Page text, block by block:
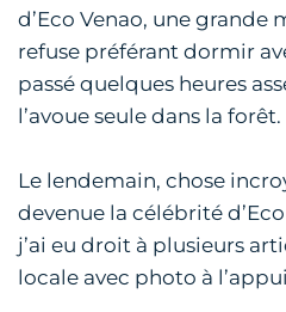
d’Eco Venao, une grande
refuse préférant dormir
passé quelques heures
l’avoue seule dans la forêt.
Le lendemain, chose
devenue la célébrité
j’ai eu droit à plusieurs
locale avec photo à